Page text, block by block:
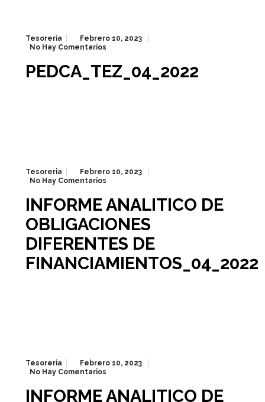
Tesoreria
Febrero 10, 2023
No Hay Comentarios
PEDCA_TEZ_04_2022
Tesoreria
Febrero 10, 2023
No Hay Comentarios
INFORME ANALITICO DE
OBLIGACIONES
DIFERENTES DE
FINANCIAMIENTOS_04_2022
Tesoreria
Febrero 10, 2023
No Hay Comentarios
INFORME ANALITICO DE